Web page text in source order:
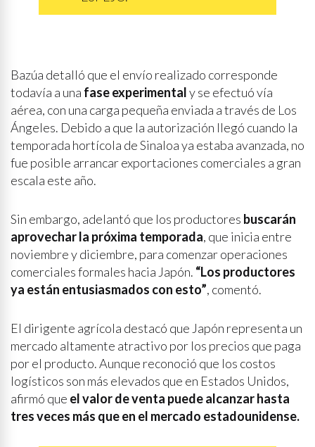
Bazúa detalló que el envío realizado corresponde
todavía a una fase experimentaly se efectuó vía
aérea, con una carga pequeña enviada a través de Los
Ángeles. Debido a que la autorización llegó cuando la
temporada hortícola de Sinaloa ya estaba avanzada, no
fue posible arrancar exportaciones comerciales a gran
escala este año.
Sin embargo, adelantó que los productores buscarán
aprovechar la próxima temporada, que inicia entre
noviembre y diciembre, para comenzar operaciones
comerciales formales hacia Japón. “Los productores
ya están entusiasmados con esto”, comentó.
El dirigente agrícola destacó que Japón representa un
mercado altamente atractivo por los precios que paga
por el producto. Aunque reconoció que los costos
logísticos son más elevados que en Estados Unidos,
afirmó que el valor de venta puede alcanzar hasta
tres veces más que en el mercado estadounidense.